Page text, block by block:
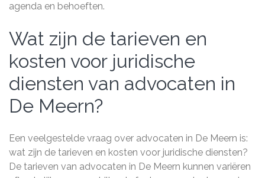
agenda en behoeften.
Wat zijn de tarieven en
kosten voor juridische
diensten van advocaten in
De Meern?
Een veelgestelde vraag over advocaten in De Meern is:
wat zijn de tarieven en kosten voor juridische diensten?
De tarieven van advocaten in De Meern kunnen variëren